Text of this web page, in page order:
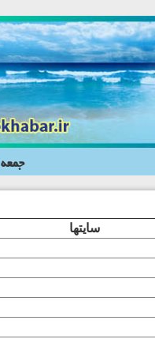
جمعه 16 مرداد 1405-15:48
سایتها